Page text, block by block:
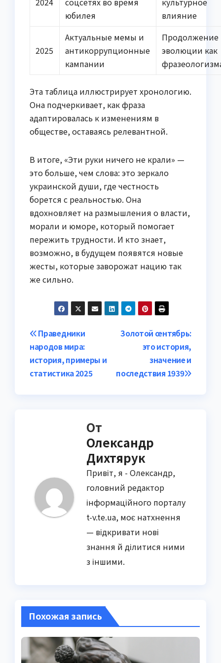
юбилея
влияние
2025
Актуальные мемы и
антикоррупционные
кампании
Продолжение
эволюции как
Эта таблица иллюстрирует хронологию.
Она подчеркивает, как фраза
адаптировалась к изменениям в
обществе, оставаясь релевантной.
В итоге, «Эти руки ничего не крали» —
это больше, чем слова: это зеркало
украинской души, где честность
борется с реальностью. Она
вдохновляет на размышления о власти,
морали и юморе, который помогает
пережить трудности. И кто знает,
возможно, в будущем появятся новые
жесты, которые заворожат нацию так
же сильно.
Навигация
по
записям
Золотой сентябрь:
это история,
значение и
последствия 1939
Праведники
народов мира:
история, примеры и
статистика 2025
От
Олександр
Дихтярук
Привіт, я - Олександр,
головний редактор
інформаційного порталу
t-v.te.ua, моє натхнення
— відкривати нові
знання й ділитися ними
з іншими.
Похожая запись